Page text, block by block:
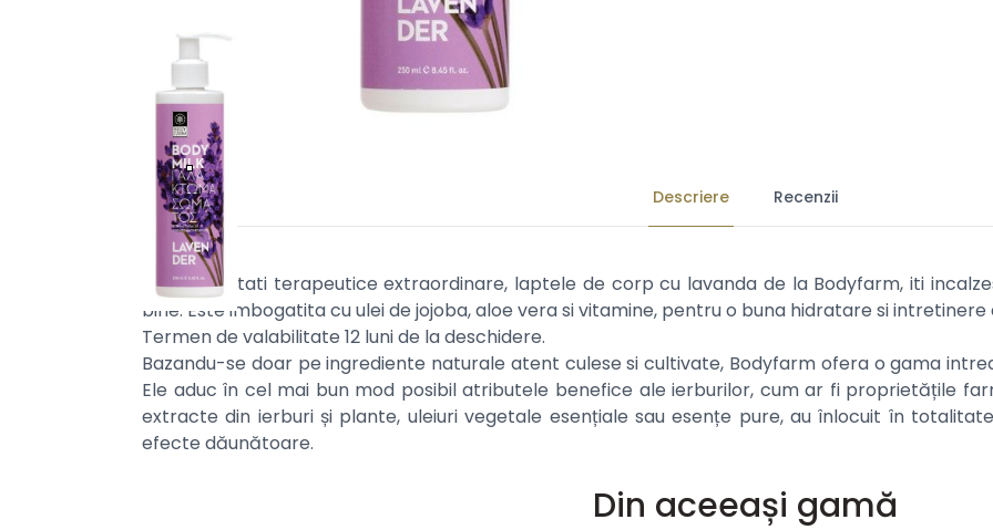
Descriere Recenzii
Cu proprietati terapeuticeextraordinare, laptele de corp cu lavanda de la Bodyfarm, iti
bine. Este imbogatita cu ulei de jojoba, aloe vera si vitamine, pentru o buna hidratare si intretinere
Termen de valabilitate 12 luni de la deschidere.
Bazandu-se doar pe ingrediente naturale atent culese si cultivate, Bodyfarm ofera o gama
Ele aduc în cel mai bun mod posibil atributele benefice ale ierburilor, cum ar fi proprietățile
extracte din ierburi și plante, uleiuri vegetale esențiale sau esențe pure, au înlocuit în
efecte dăunătoare.
Din aceeași gamă